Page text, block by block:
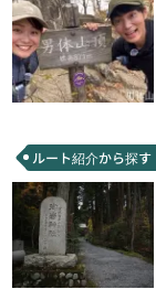
ルート紹介から探す